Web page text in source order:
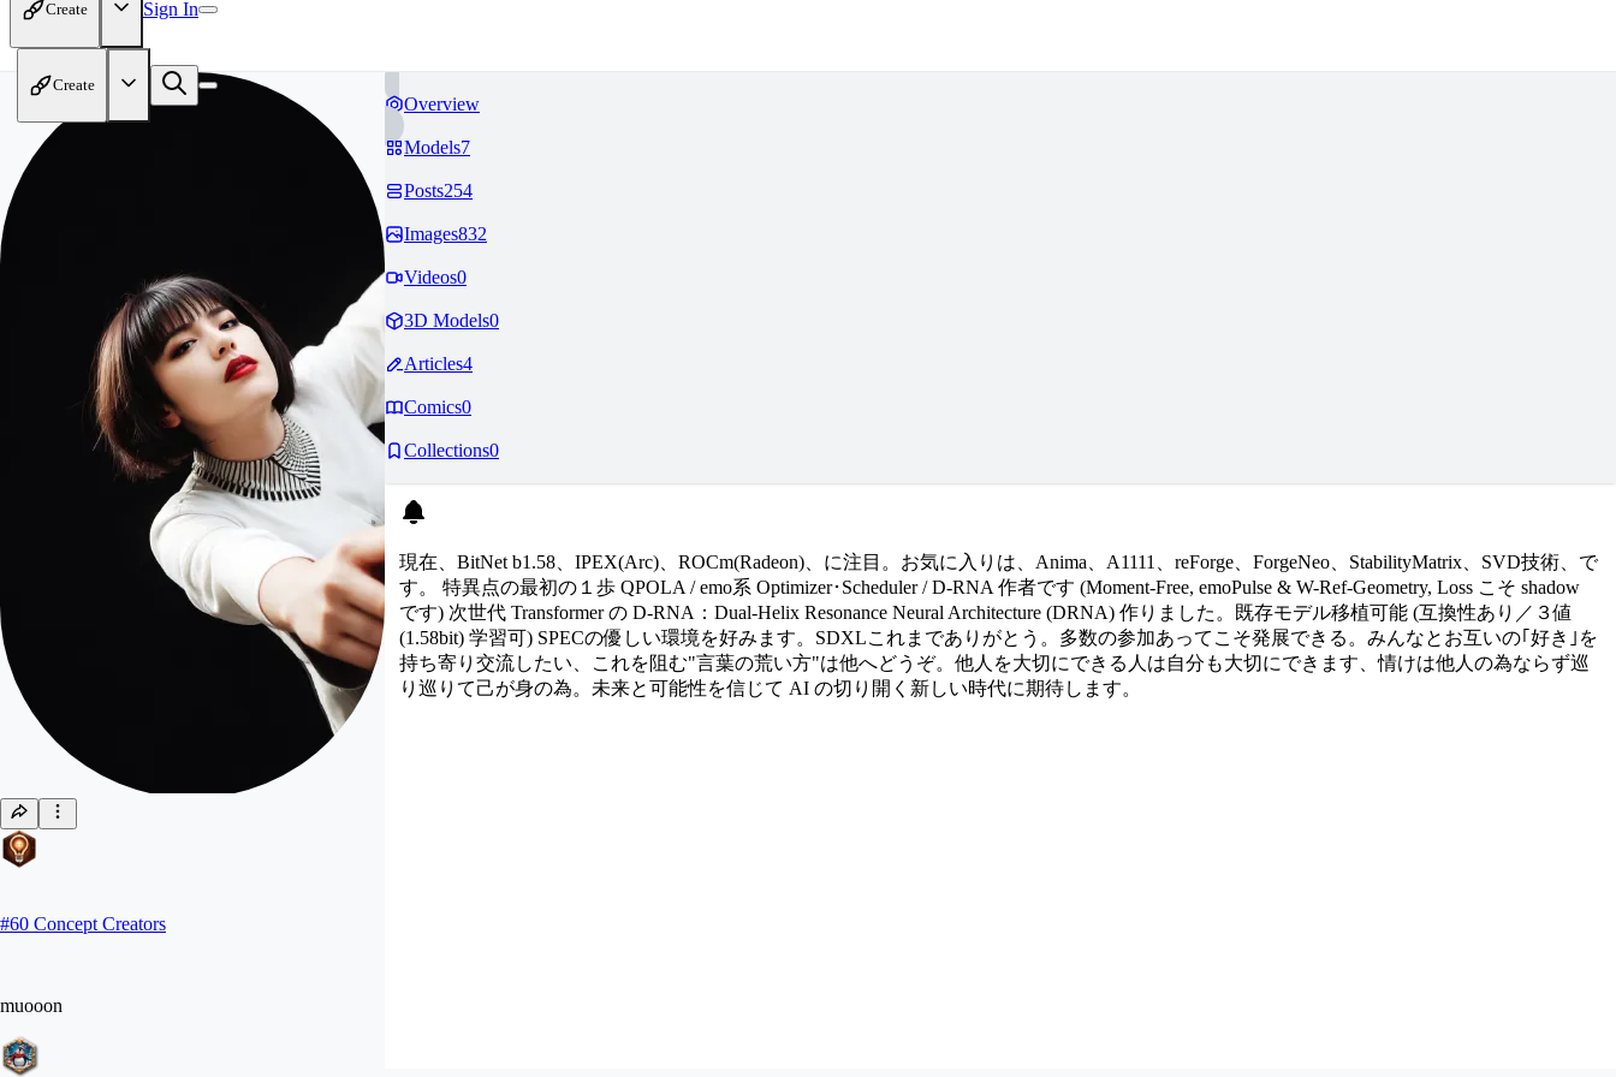
Create Sign In
Create
#60 Concept Creators
muooon
Overview
Models7
Posts254
Images832
Videos0
3D Models0
Articles4
Comics0
Collections0
現在、BitNet b1.58、IPEX(Arc)、ROCm(Radeon)、に注目。お気に入りは、Anima、A1111、reForge、ForgeNeo、StabilityMatrix、SVD技術、で
す。 特異点の最初の１歩 QPOLA / emo系 Optimizer･Scheduler / D-RNA 作者です (Moment-Free, emoPulse & W-Ref-Geometry, Loss こそ shadow
です) 次世代 Transformer の D-RNA：Dual‑Helix Resonance Neural Architecture (DRNA) 作りました。既存モデル移植可能 (互換性あり／３値
(1.58bit) 学習可) SPECの優しい環境を好みます。SDXLこれまでありがとう。多数の参加あってこそ発展できる。みんなとお互いの｢好き｣を
持ち寄り交流したい、これを阻む"言葉の荒い方"は他へどうぞ。他人を大切にできる人は自分も大切にできます、情けは他人の為ならず巡
り巡りて己が身の為。未来と可能性を信じて AI の切り開く新しい時代に期待します。